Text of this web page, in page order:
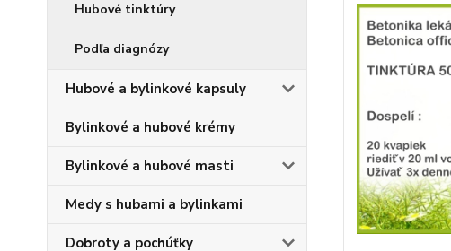
Hubové tinktúry
Podľa diagnózy
Hubové a bylinkové kapsuly
Bylinkové a hubové krémy
Bylinkové a hubové masti
Medy s hubami a bylinkami
Dobroty a pochúťky